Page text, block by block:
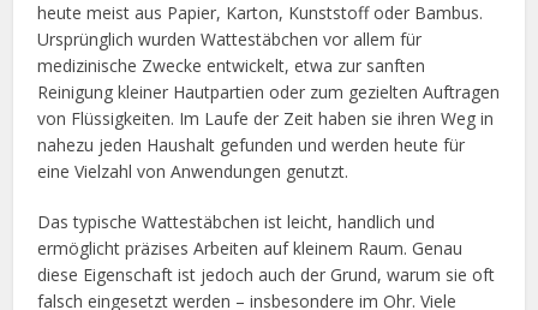
heute meist aus Papier, Karton, Kunststoff oder Bambus.
Ursprünglich wurden Wattestäbchen vor allem für
medizinische Zwecke entwickelt, etwa zur sanften
Reinigung kleiner Hautpartien oder zum gezielten Auftragen
von Flüssigkeiten. Im Laufe der Zeit haben sie ihren Weg in
nahezu jeden Haushalt gefunden und werden heute für
eine Vielzahl von Anwendungen genutzt.
Das typische Wattestäbchen ist leicht, handlich und
ermöglicht präzises Arbeiten auf kleinem Raum. Genau
diese Eigenschaft ist jedoch auch der Grund, warum sie oft
falsch eingesetzt werden – insbesondere im Ohr. Viele